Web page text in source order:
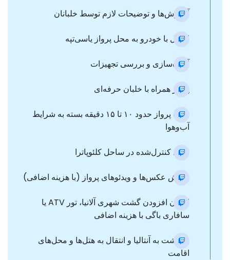
آموزش‌ها و توضیحات لازم توسط خلبانان
انتقال با خودرو به محل پرواز یاسی‌تپه
آماده‌سازی و بررسی تجهیزات
پرواز همراه با خلبان حرفه‌ای
مدت پرواز حدود ۱۰ تا ۱۵ دقیقه بسته به شرایط
آب‌وهوا
فرود کنترل‌شده در ساحل کلئوپاترا
نمایش عکس‌ها و ویدئوهای پرواز (با هزینه اضافی)
امکان افزودن گشت شهری آلانیا، تور ATV یا
سافاری باگی با هزینه اضافی
بازگشت به آنتالیا و انتقال به هتل‌ها و محل‌های
اقامت